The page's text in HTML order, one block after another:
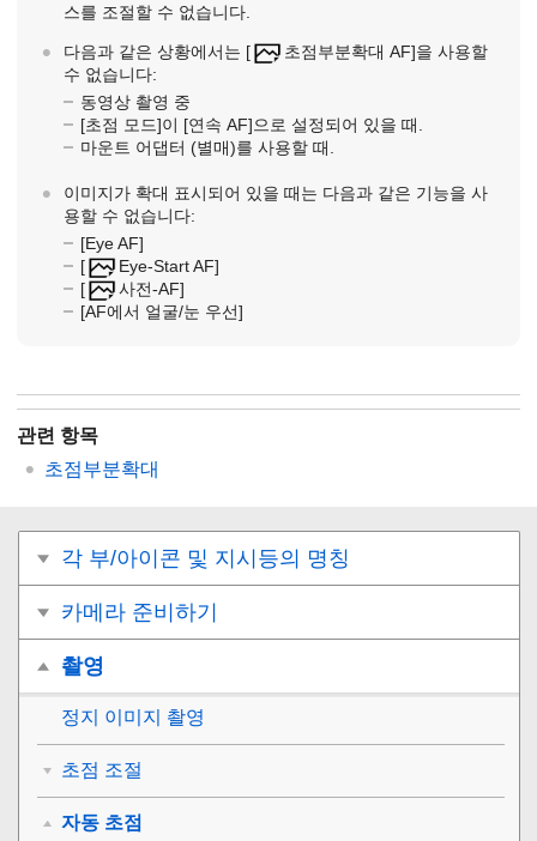
스를 조절할 수 없습니다.
다음과 같은 상황에서는 [ 초점부분확대 AF]을 사용할
수 없습니다:
동영상 촬영 중
[초점 모드]이 [연속 AF]으로 설정되어 있을 때.
마운트 어댑터 (별매)를 사용할 때.
이미지가 확대 표시되어 있을 때는 다음과 같은 기능을 사
용할 수 없습니다:
[Eye AF]
[
Eye-Start AF]
[
사전-AF]
[AF에서 얼굴/눈 우선]
관련 항목
초점부분확대
각 부/아이콘 및 지시등의 명칭
카메라 준비하기
촬영
정지 이미지 촬영
초점 조절
자동 초점